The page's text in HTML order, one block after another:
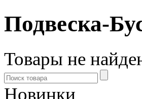
Подвеска-
Товары не
Новинки